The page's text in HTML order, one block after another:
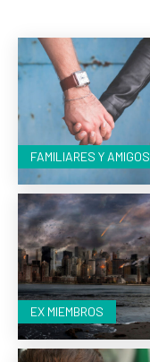
FAMILIARES Y AMIGOS
EX MIEMBROS